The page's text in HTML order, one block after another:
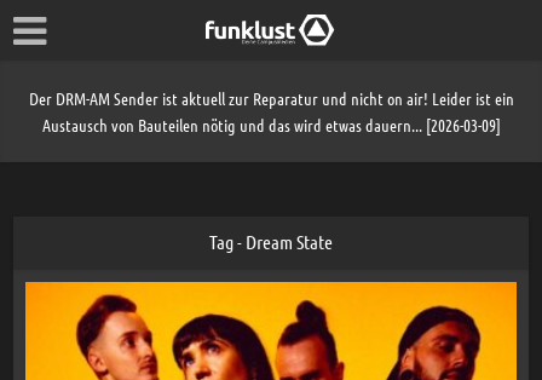
Der DRM-AM Sender ist aktuell zur Reparatur und nicht on air! Leider ist ein
Austausch von Bauteilen nötig und das wird etwas dauern... [2026-03-09]
Tag - Dream State